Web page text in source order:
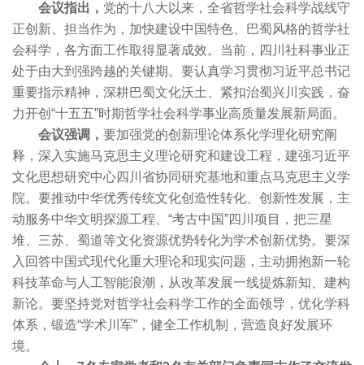
会议指出， 党的十八大以来，全省哲学社会科学战线守
正创新、担当作为，加快建设中国特色、巴蜀风格的哲学社
会科学，各方面工作取得显著成效。当前，四川社科事业正
处于由大到强跨越的关键期。要认真学习贯彻习近平总书记
重要指示精神，深耕巴蜀文化沃土、紧扣治蜀兴川实践，奋
力开创“十五五”时期哲学社会科学事业高质量发展新局面。
会议强调， 要加强党的创新理论体系化学理化研究阐
释，深入实施马克思主义理论研究和建设工程，建强习近平
文化思想研究中心四川省协同研究基地和重点马克思主义学
院。要推动中华优秀传统文化创造性转化、创新性发展，主
动服务中华文明探源工程、“考古中国”四川项目，把三星
堆、三苏、蜀道等文化资源优势转化为学术创新优势。要深
入回答中国式现代化重大理论和现实问题，主动拥抱新一轮
科技革命与人工智能浪潮，从改革发展一线提炼新知、建构
新论。要坚持党对哲学社会科学工作的全面领导，优化学科
体系，锻造“学术川军”，健全工作机制，营造良好发展环
境。